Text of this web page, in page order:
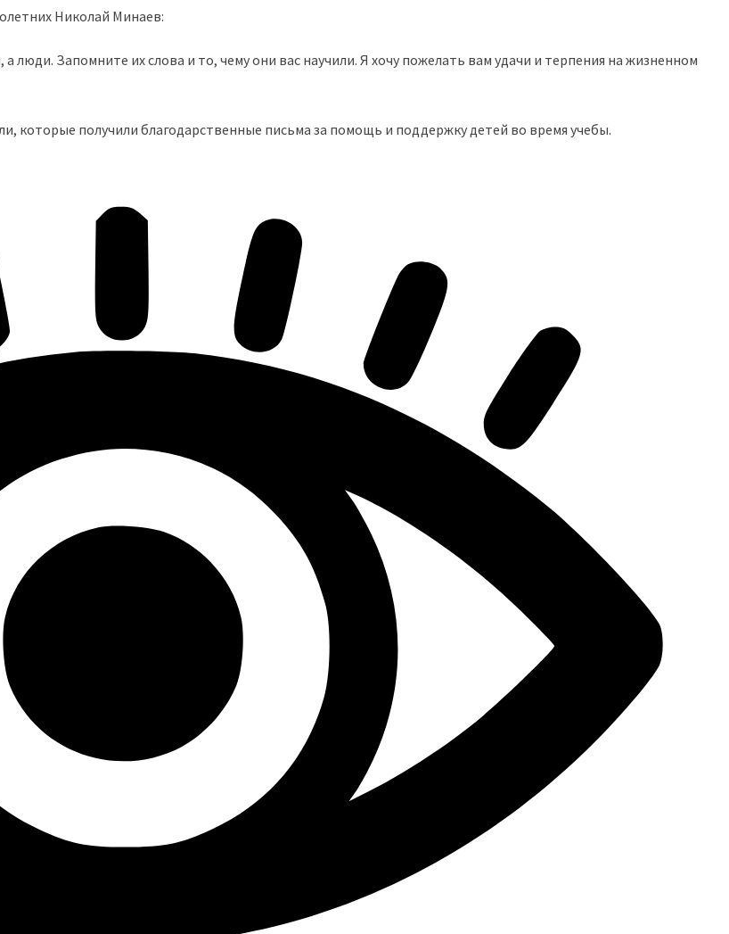
Николай Минаев:
люди. Запомните их слова и то, чему они вас научили. Я хочу пожелать вам удачи и терпения на жизненном
которые получили благодарственные письма за помощь и поддержку детей во время учебы.